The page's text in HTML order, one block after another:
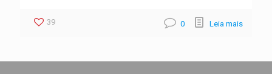
39 0 Leia mais